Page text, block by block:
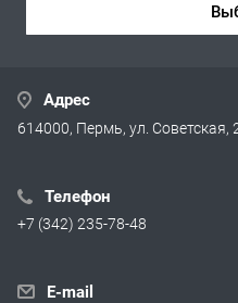
Адрес
614000, Пермь, ул. Советская,
Телефон
+7 (342) 235-78-48
E-mail